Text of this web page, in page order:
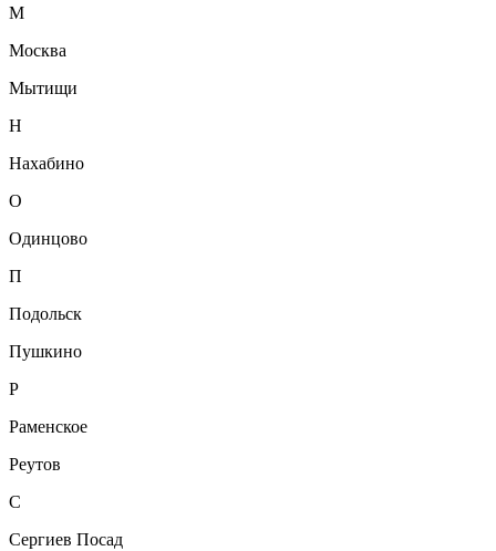
М
Москва
Мытищи
Н
Нахабино
О
Одинцово
П
Подольск
Пушкино
Р
Раменское
Реутов
С
Сергиев Посад